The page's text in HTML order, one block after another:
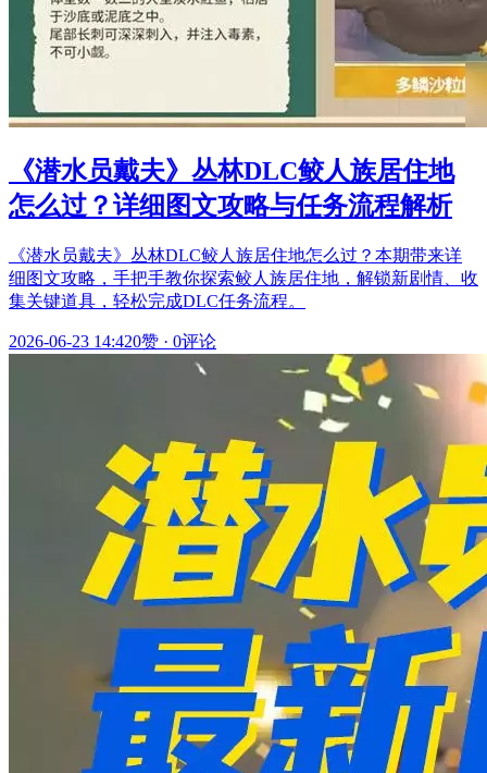
《潜水员戴夫》丛林DLC鲛人族居住地
怎么过？详细图文攻略与任务流程解析
《潜水员戴夫》丛林DLC鲛人族居住地怎么过？本期带来详
细图文攻略，手把手教你探索鲛人族居住地，解锁新剧情、收
集关键道具，轻松完成DLC任务流程。
2026-06-23 14:420赞 · 0评论